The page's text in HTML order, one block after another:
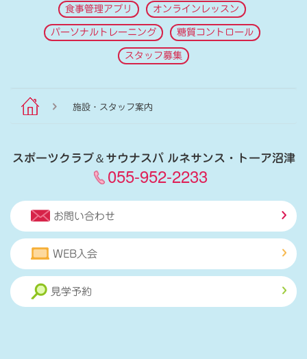
食事管理アプリ オンラインレッスン
パーソナルトレーニング 糖質コントロール
スタッフ募集
施設・スタッフ案内
スポーツクラブ＆サウナスパ ルネサンス・トーア沼津
055-952-2233
お問い合わせ
WEB入会
見学予約